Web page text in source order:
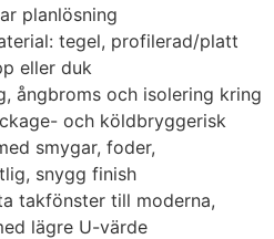
planlösning
tegel, profilerad/platt
eller duk
ångbroms och isolering kring
och köldbryggerisk
smygar, foder,
snygg finish
takfönster till moderna,
lägre U-värde